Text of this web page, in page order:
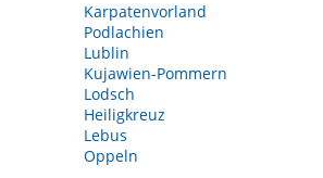
Karpatenvorland
Podlachien
Lublin
Kujawien-Pommern
Lodsch
Heiligkreuz
Lebus
Oppeln